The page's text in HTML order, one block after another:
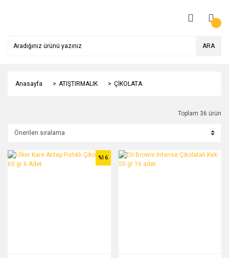
ARA
Anasayfa ATIŞTIRMALIK ÇİKOLATA
Toplam 36 ürün
%16